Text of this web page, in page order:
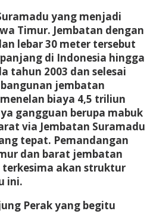
yang menjadi
Timur. Jembatan dengan
lebar 30 meter tersebut
di Indonesia hingga
tahun 2003 dan selesai
jembatan
biaya 4,5 triliun
gangguan berupa mabuk
via Jembatan Suramadu
tepat. Pemandangan
dan barat jembatan
akan struktur
ini.
Perak yang begitu